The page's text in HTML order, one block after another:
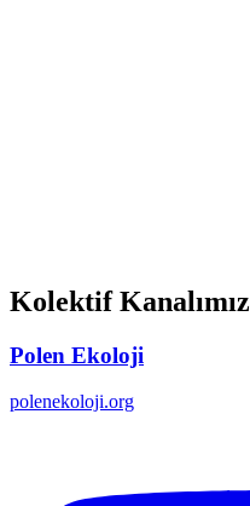
Kolektif Kanalımız
Polen Ekoloji
polenekoloji.org